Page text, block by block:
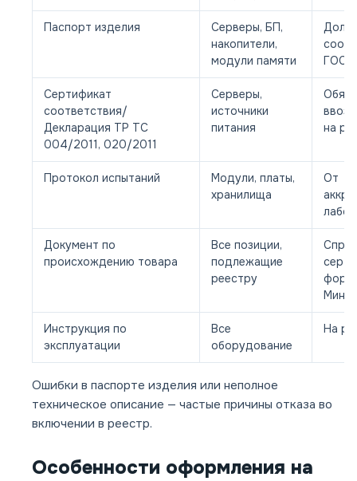
Паспорт изделия
Серверы, БП,
накопители,
модули памяти
ГОСТ
Сертификат
соответствия/
Декларация ТР ТС
004/2011, 020/2011
Серверы,
источники
питания
на
Протокол испытаний
Модули, платы,
хранилища
От
Документ по
происхождению товара
Все позиции,
подлежащие
реестру
Инструкция по
эксплуатации
Все
оборудование
На
Ошибки в паспорте изделия или неполное
техническое описание — частые причины отказа во
включении в реестр.
Особенности оформления на